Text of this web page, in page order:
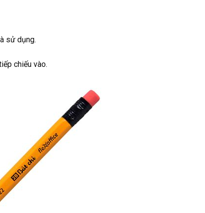
sử dụng.
chiếu vào.